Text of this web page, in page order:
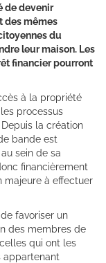
de devenir
des mêmes
du
leur maison. Les
financier pourront
à la propriété
processus
la création
bande est
sein de sa
financièrement
majeure à effectuer
favoriser un
des membres de
qui ont les
appartenant